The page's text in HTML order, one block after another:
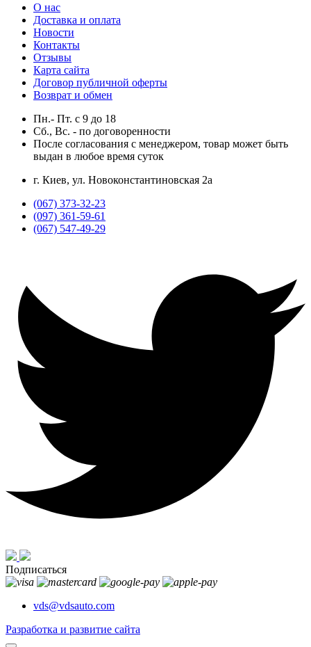
О нас
Доставка и оплата
Новости
Контакты
Отзывы
Карта сайта
Договор публичной оферты
Возврат и обмен
Пн.- Пт. с 9 до 18
Сб., Вс. - по договоренности
После согласования с менеджером, товар может быть
выдан в любое время суток
г. Киев, ул. Новоконстантиновская 2а
(067) 373-32-23
(097) 361-59-61
(067) 547-49-29
Подписаться
vds@vdsauto.com
Разработка и развитие сайта